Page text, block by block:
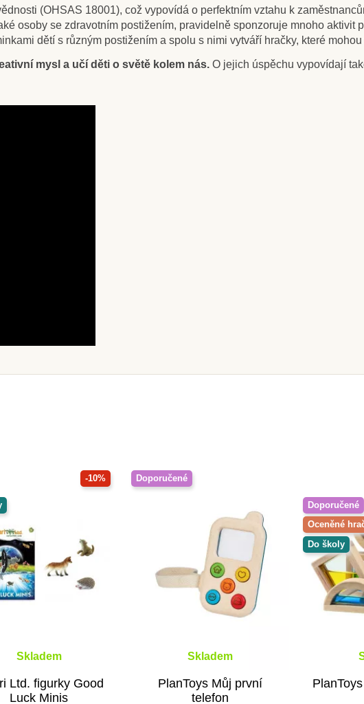
(OHSAS 18001), což vypovídá o perfektním vztahu k
osoby se zdravotním postižením, pravidelně sponzoruje mnoho aktivit
dětí s různým postižením a spolu s nimi vytváří hračky, které
mysl a učí děti o světě kolem nás. O jejich úspěchu vypovídají
-10%
Skladem
Ltd. figurky Good
Luck Minis
Doporučené
Skladem
PlanToys Můj první
telefon
Doporučené
Oceněné
Do školy